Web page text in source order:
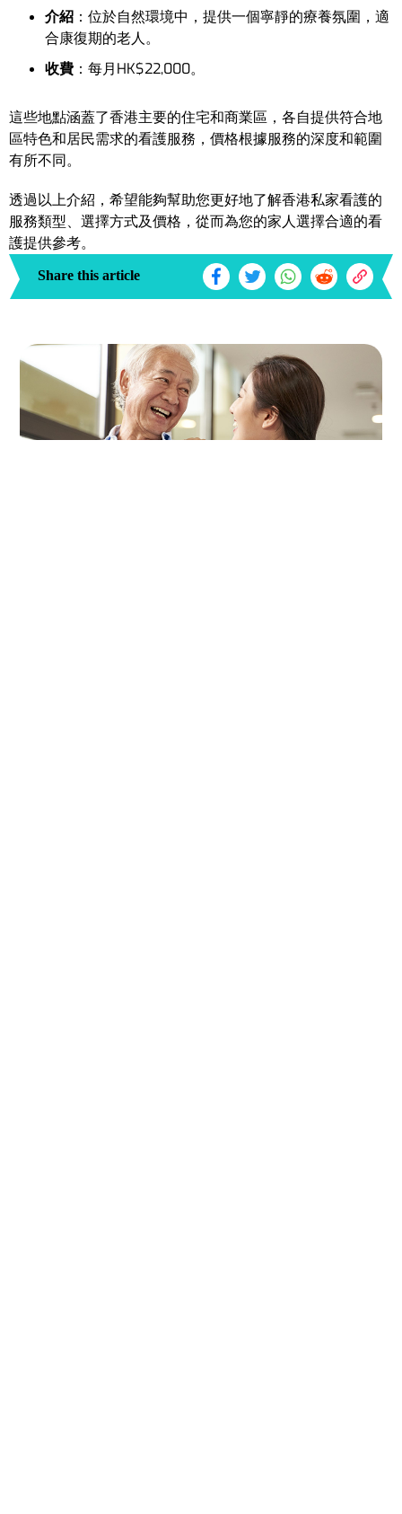
介紹 ：位於自然環境中，提供一個寧靜的療養氛圍，適
合康復期的老人。
收費 ：每月HK$22,000。
這些地點涵蓋了香港主要的住宅和商業區，各自提供符合地
區特色和居民需求的看護服務，價格根據服務的深度和範圍
有所不同。
透過以上介紹，希望能夠幫助您更好地了解香港私家看護的
服務類型、選擇方式及價格，從而為您的家人選擇合適的看
護提供參考。
Share this article